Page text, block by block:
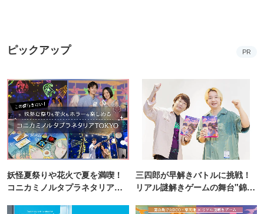
ピックアップ PR
妖怪夏祭りや花火で夏を満喫！
コニカミノルタプラネタリア
三四郎が早解きバトルに挑戦！
リアル謎解きゲームの舞台"錦糸